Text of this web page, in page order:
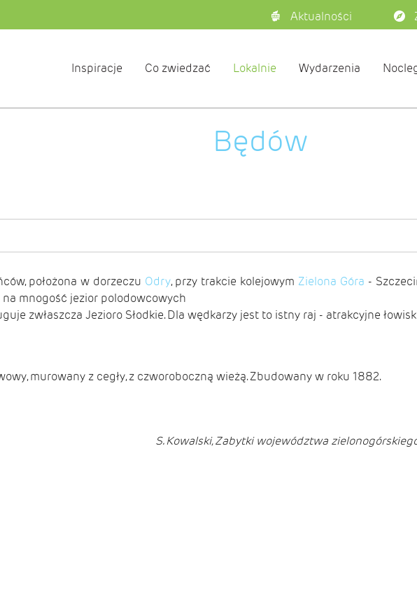
Aktualności
Inspiracje Co zwiedzać Lokalnie Wydarzenia
Będów
położona w dorzeczu Odry, przy trakcie kolejowym Zielona Góra -
mnogość jezior polodowcowych
zwłaszcza Jezioro Słodkie. Dla wędkarzy jest to istny raj - atrakcyjne
murowany z cegły, z czworoboczną wieżą. Zbudowany w roku 1882.
S. Kowalski, Zabytki województwa